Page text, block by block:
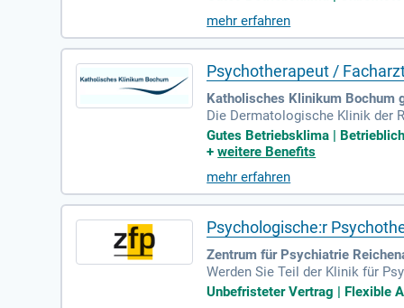
n. Voraussetzung ist ein
risteten Arbeitsvertrag mit
Gesundheitsmanagement.
mehr erfahren
Psychotherapeut /
Katholisches Klinikum Bochum
Die Dermatologische Klinik der
mit Hauttumorerkrankungen,
Deutschland und zieht
ng. Die Bedürfnisse unserer
en Behandlungsangebote und
Gutes Betriebsklima |
+weitere Benefits
mehr erfahren
Psychologische:r
Zentrum für Psychiatrie
Werden Sie Teil der Klinik für
Fachkräfte mit
Unbefristeter Vertrag | Flexible